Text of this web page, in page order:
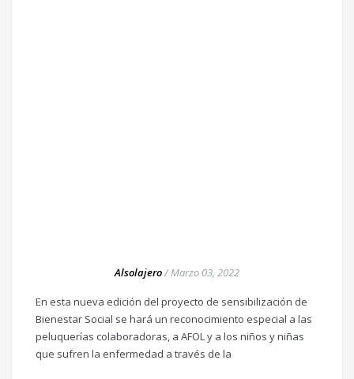
Alsolajero/Marzo 03, 2022
En esta nueva edición del proyecto de sensibilización de
Bienestar Social se hará un reconocimiento especial a las
peluquerías colaboradoras, a AFOL y a los niños y niñas
que sufren la enfermedad a través de la